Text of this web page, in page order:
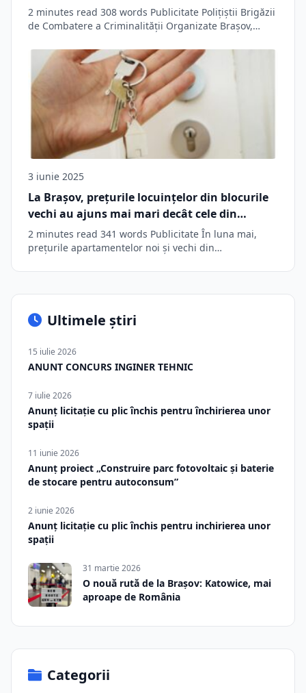
de Protecția Copilului
2 minutes read 308 words Publicitate Polițiștii Brigăzii
de Combatere a Criminalității Organizate Brașov,
3 iunie 2025
La Braşov, preţurile locuinţelor din blocurile
vechi au ajuns mai mari decât cele din
imobilele nou construite
2 minutes read 341 words Publicitate În luna mai,
prețurile apartamentelor noi și vechi din…
Ultimele știri
15 iulie 2026
ANUNT CONCURS INGINER TEHNIC
7 iulie 2026
Anunț licitație cu plic închis pentru închirierea unor
spații
11 iunie 2026
Anunț proiect „Construire parc fotovoltaic și baterie
de stocare pentru autoconsum”
2 iunie 2026
Anunț licitație cu plic închis pentru inchirierea unor
spații
31 martie 2026
O nouă rută de la Brașov: Katowice, mai
aproape de România
Categorii